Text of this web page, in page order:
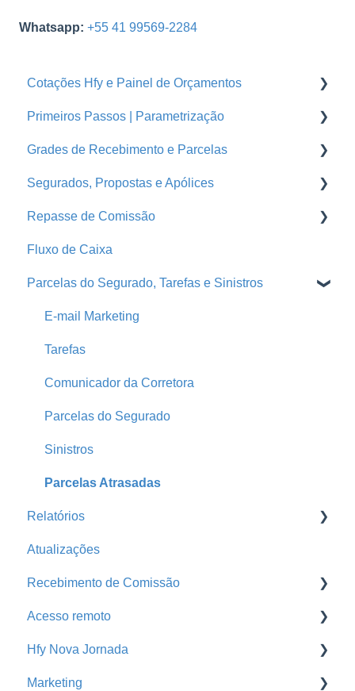
Whatsapp: +55 41 99569-2284
Cotações Hfy e Painel de Orçamentos
Orçamentos
Cotações Hfy
Logins Seguradoras
Primeiros Passos | Parametrização
Usuários
Corretoras
Ramos
Seguradoras
Treinamentos
Conta Segfy
Página Pública
Parametrização
Produtores
Home
Print
Grades de Recebimento e Parcelas
Parcelas
Grades de Recebimento
Segurados, Propostas e Apólices
Endossos
Propostas e Apólices
Portal da Seguradora
Segurados
Automações
Repasse de Comissão
Grade de Pagamento - Repasse
Repasse
Faturas
Fluxo de Caixa
Parcelas do Segurado, Tarefas e Sinistros
E-mail Marketing
Tarefas
Comunicador da Corretora
Parcelas do Segurado
Sinistros
Parcelas Atrasadas
Relatórios
Produção
Pendência de Emissão
Pagamento de Comissão
Análise Financeira
Orçamentos
Atualizações
Recebimento de Comissão
Baixa de Comissão
Portal da Seguradora
Busca de Extratos
Acesso remoto
Acesso remoto
Hfy Nova Jornada
Cross Sell Rede de Parceiros
Marketing